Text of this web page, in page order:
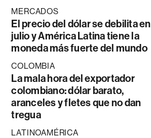
MERCADOS
El precio del dólar se debilita en
julio y América Latina tiene la
moneda más fuerte del mundo
COLOMBIA
La mala hora del exportador
colombiano: dólar barato,
aranceles y fletes que no dan
tregua
LATINOAMÉRICA